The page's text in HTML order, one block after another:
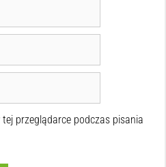
przeglądarce podczas pisania